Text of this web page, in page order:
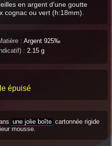
en argent d'une goutte
cognac ou vert (h:18mm).
: Argent 925‰
: 2.15 g
épuisé
une jolie boîte cartonnée rigide
mousse.